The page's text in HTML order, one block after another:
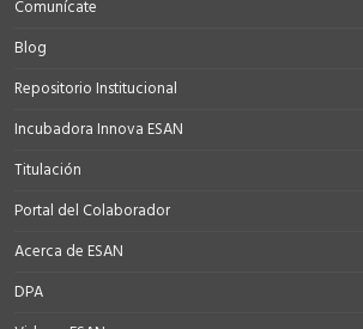
Comunícate
Blog
Repositorio Institucional
Incubadora Innova ESAN
Titulación
Portal del Colaborador
Acerca de ESAN
DPA